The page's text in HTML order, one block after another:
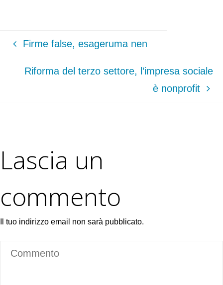
Firme false, esageruma nen
Riforma del terzo settore, l’impresa sociale
è nonprofit
Lascia un
commento
Il tuo indirizzo email non sarà pubblicato.